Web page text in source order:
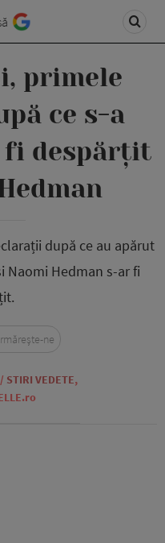
primele
ce s-a
fi despărțit
după ce au apărut
Naomi Hedman s-ar fi
/ STIRI VEDETE,
ne